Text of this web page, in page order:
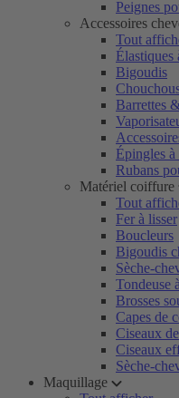
Peignes
Accessoires
Tout
Élastiques
Bigoudis
Barrettes
Épingles à
Rubans
Matériel coiffure
Tout
Fer à lisser
Boucleurs
Bigoudis
Sèche-
Tondeuse
Brosses
Capes de
Ciseaux
Ciseaux
Sèche-
Maquillage